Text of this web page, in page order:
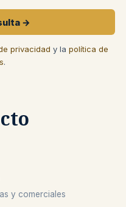
→
privacidad y la política de
.
y comerciales